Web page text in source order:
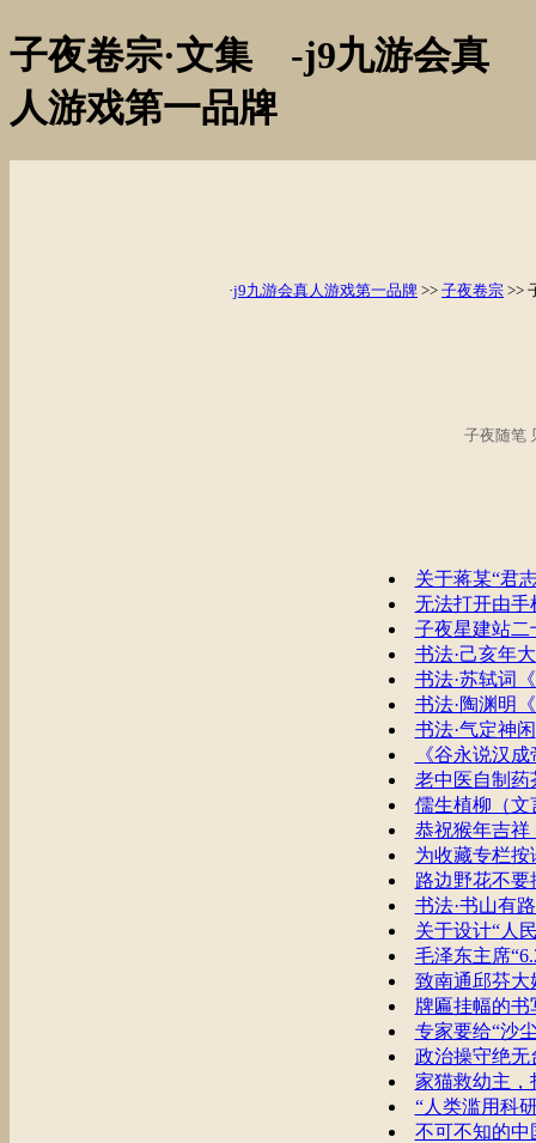
子夜卷宗·文集 -j9九游会真
人游戏第一品牌
·j9九游会真人游戏第一品牌 >> 子夜卷宗 >>
子夜随笔
关于蒋某“君
无法打开由手
子夜星建站二
书法·己亥年
书法·苏轼词
书法·陶渊明
书法·气定神闲
《谷永说汉
老中医自制药
儒生植柳（文
恭祝猴年吉祥
为收藏专栏按
路边野花不
书法·书山有
关于设计“人
毛泽东主席
致南通邱芬大
牌匾挂幅的书
专家要给“沙
政治操守绝无
家猫救幼主，
“人类滥用科
不可不知的中